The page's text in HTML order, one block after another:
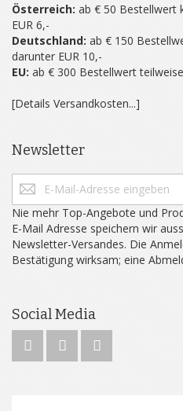
Österreich: ab € 50 Bestellwert
EUR 6,-
Deutschland: ab € 150
darunter EUR 10,-
EU: ab € 300 Bestellwert
[Details Versandkosten...]
Newsletter
Nie mehr Top-Angebote und
E-Mail Adresse speichern wir
Newsletter-Versandes. Die
Bestätigung wirksam; eine
Social Media